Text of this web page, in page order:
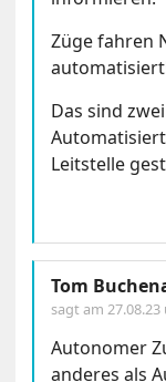
Züge fahren
Das sind
Leitstelle
Tom
sagt am
Autonomer
anderes als